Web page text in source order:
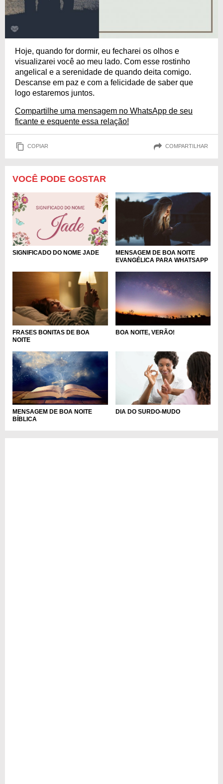
Hoje, quando for dormir, eu fecharei os olhos e
visualizarei você ao meu lado. Com esse rostinho
angelical e a serenidade de quando deita comigo.
Descanse em paz e com a felicidade de saber que
logo estaremos juntos.
Compartilhe uma mensagem no WhatsApp de seu
ficante e esquente essa relação!
COPIAR COMPARTILHAR
VOCÊ PODE GOSTAR
SIGNIFICADO DO NOME JADE
MENSAGEM DE BOA NOITE
EVANGÉLICA PARA WHATSAPP
FRASES BONITAS DE BOA
NOITE
BOA NOITE, VERÃO!
MENSAGEM DE BOA NOITE
BÍBLICA
DIA DO SURDO-MUDO